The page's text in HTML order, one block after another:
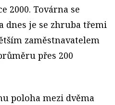
2000. Továrna se
dnes je se zhruba třemi
zaměstnavatelem
přes 200
poloha mezi dvěma